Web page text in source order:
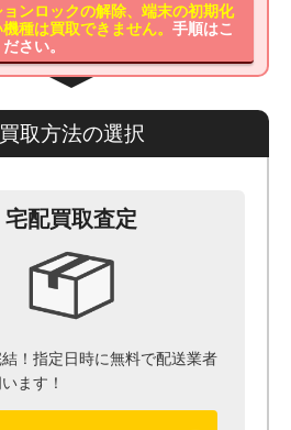
ンロックの解除、端末の初期化
種は買取できません。手順はこ
さい。
買取方法の選択
宅配買取査定
！指定日時に無料で配送業者
ます！